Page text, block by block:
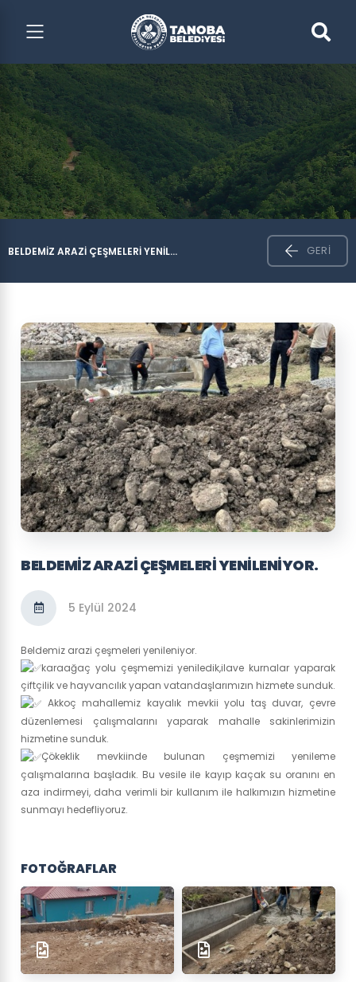
BELDEMIZ ARAZI ÇEŞMELERI YENIL... GERI
BELDEMIZ ARAZI ÇEŞMELERI YENILENIYOR.
5 Eylül 2024
Beldemiz arazi çeşmeleri yenileniyor.
karaağaç yolu çeşmemizi yeniledik,ilave kurnalar yaparak
çiftçilik ve hayvancılık yapan vatandaşlarımızın hizmete sunduk.
Akkoç mahallemiz kayalık mevkii yolu taş duvar, çevre
düzenlemesi çalışmalarını yaparak mahalle sakinlerimizin
hizmetine sunduk.
Çökeklik mevkiinde bulunan çeşmemizi yenileme
çalışmalarına başladık. Bu vesile ile kayıp kaçak su oranını en
aza indirmeyi, daha verimli bir kullanım ile halkımızın hizmetine
sunmayı hedefliyoruz.
FOTOĞRAFLAR